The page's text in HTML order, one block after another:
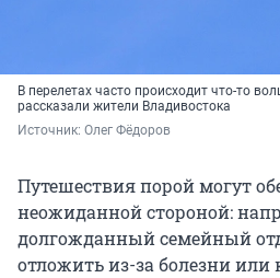
В перелетах часто происходит что-то
рассказали жители Владивостока
Источник: Олег Фёдоров
Путешествия порой могут
неожиданной стороной:
долгожданный семейный
отложить из-за болезни или